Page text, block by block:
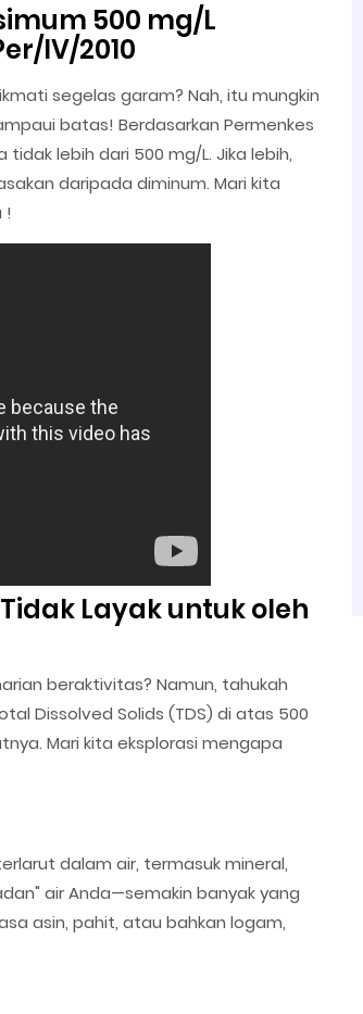
500 mg/L
IV/2010
segelas garam? Nah, itu mungkin
batas! Berdasarkan Permenkes
tidak lebih dari 500 mg/L. Jika lebih,
daripada diminum. Mari kita
!
Layak untuk oleh
beraktivitas? Namun, tahukah
Dissolved Solids (TDS) di atas 500
Mari kita eksplorasi mengapa
dalam air, termasuk mineral,
air Anda—semakin banyak yang
asin, pahit, atau bahkan logam,